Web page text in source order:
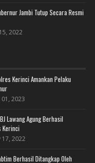
Jambi Tutup Secara Resmi
2022
Kerinci Amankan Pelaku
01, 2023
Lawang Agung Berhasil
Kerinci
17, 2022
Berhasil Ditangkap Oleh